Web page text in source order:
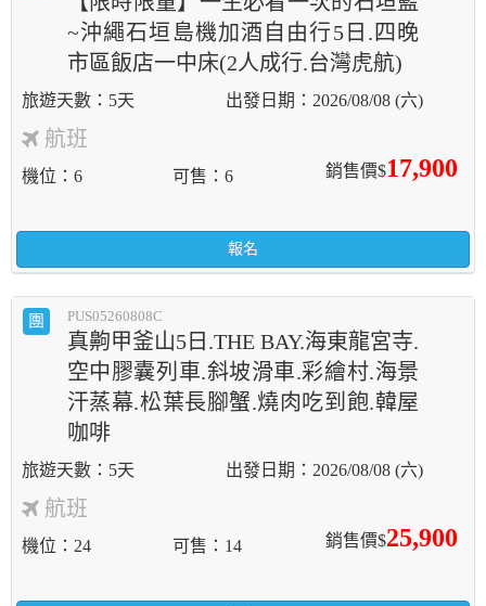
~沖繩石垣島機加酒自由行5日.四晚
市區飯店一中床(2人成行.台灣虎航)
5天 2026/08/08 (六)
航班
銷售價$17,900
機位 6 可售 6
報名
團 PUS05260808C
真齁甲釜山5日.THE BAY.海東龍宮寺.
空中膠囊列車.斜坡滑車.彩繪村.海景
汗蒸幕.松葉長腳蟹.燒肉吃到飽.韓屋
咖啡
5天 2026/08/08 (六)
航班
銷售價$25,900
機位 24 可售 14